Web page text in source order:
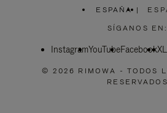
ESPAÑA
ELIGE
LA
|
SÍGANOS EN:
InstagramYouTubeFacebookX
© 2026 RIMOWA - TODOS
RESERVADOS